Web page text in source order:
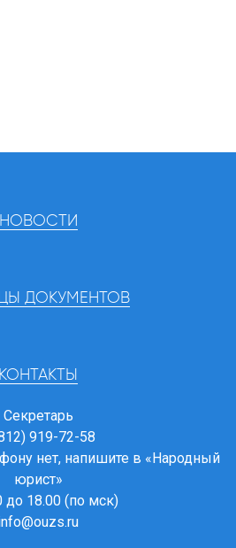
НОВОСТИ
ДОКУМЕНТОВ
КОНТАКТЫ
Секретарь
919-72-58
нет, напишите в «Народный
юрист»
до 18.00 (по мск)